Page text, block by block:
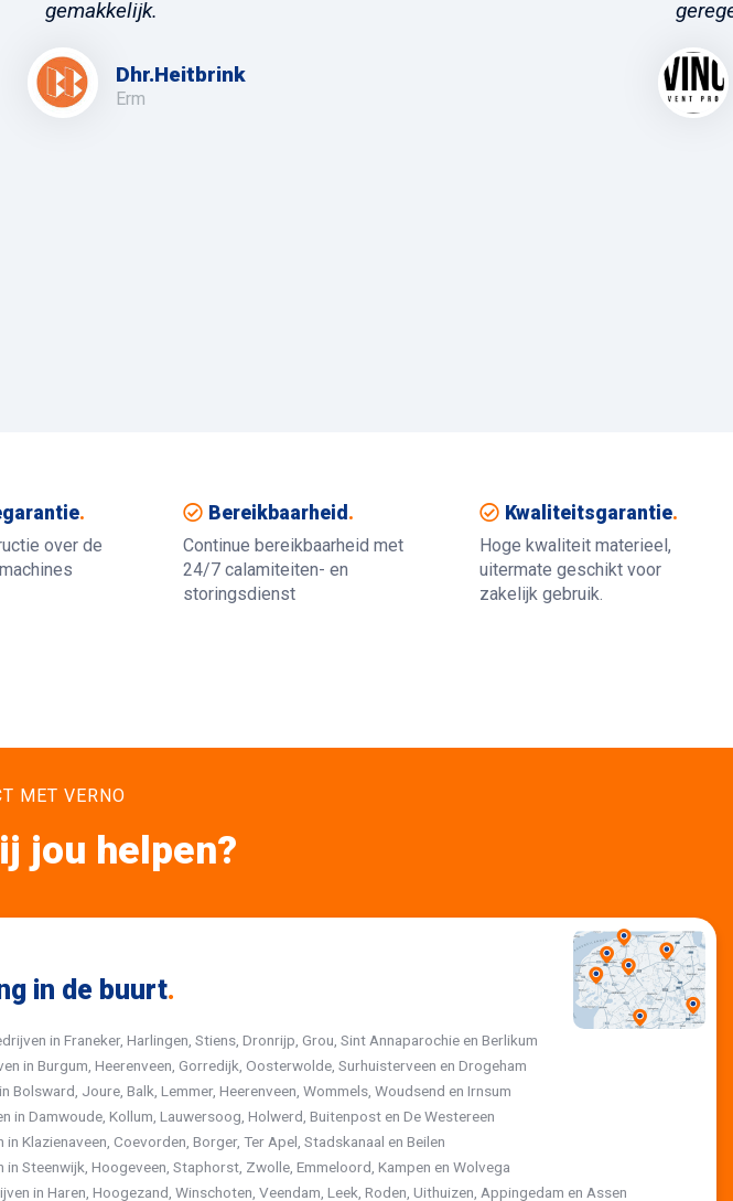
gemakkelijk.
Dhr.Heitbrink
Erm
.
over de
Bereikbaarheid .
Continue bereikbaarheid met
24/7 calamiteiten- en
storingsdienst
Kwaliteitsgarantie.
Hoge kwaliteit materieel,
uitermate geschikt voor
zakelijk gebruik.
MET VERNO
jou helpen?
in de buurt.
in Franeker, Harlingen, Stiens, Dronrijp, Grou, Sint Annaparochie en Berlikum
in Burgum, Heerenveen, Gorredijk, Oosterwolde, Surhuisterveen en Drogeham
Bolsward, Joure, Balk, Lemmer, Heerenveen, Wommels, Woudsend en Irnsum
in Damwoude, Kollum, Lauwersoog, Holwerd, Buitenpost en De Westereen
Klazienaveen, Coevorden, Borger, Ter Apel, Stadskanaal en Beilen
in Steenwijk, Hoogeveen, Staphorst, Zwolle, Emmeloord, Kampen en Wolvega
in Haren, Hoogezand, Winschoten, Veendam, Leek, Roden, Uithuizen, Appingedam en Assen